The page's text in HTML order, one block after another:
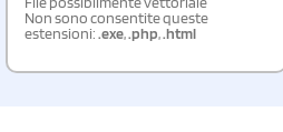
Non sono consentite queste
estensioni:.exe,.php,.html